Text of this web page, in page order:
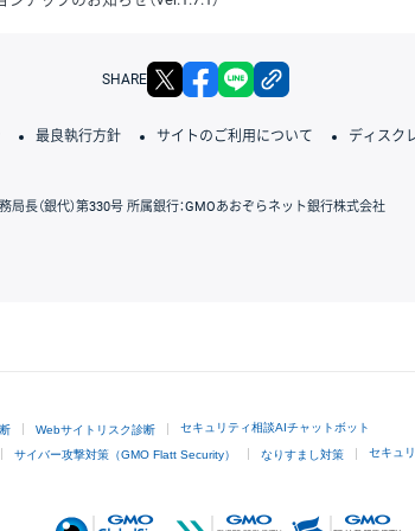
SHARE X facebook
最良執行方針 サイトのご利用について ディスク
長（銀代）第330号 所属銀行：GMOあおぞらネット銀行株式会社
Webサイトリスク診断 セキュリティ相談AIチャットボット
サイバー攻撃対策（GMO Flatt Security） なりすまし対策 セキュ